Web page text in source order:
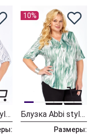
Блузка Abbi style 4066
10%
Блузка Abbi style 4065
Размеры: